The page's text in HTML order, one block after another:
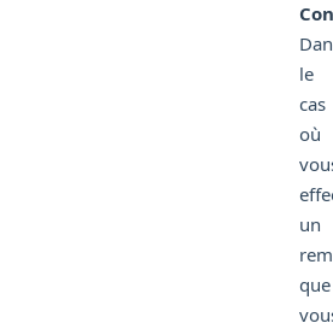
le
cas
où
un
que